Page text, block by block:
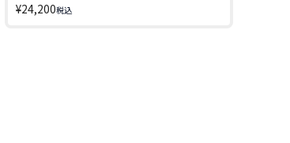
水筒
¥24,200税込